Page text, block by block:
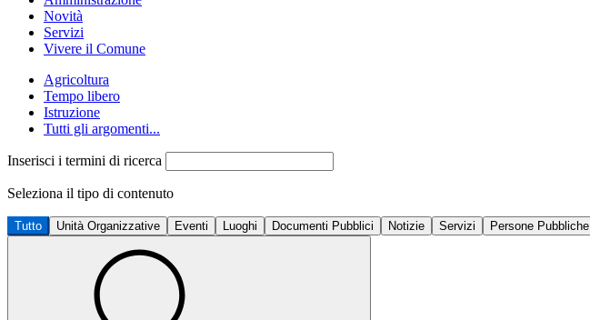
Novità
Servizi
Vivere il Comune
Agricoltura
Tempo libero
Istruzione
Tutti gli argomenti...
Inserisci i termini di ricerca
Seleziona il tipo di contenuto
Tutto Unità Organizzative Eventi Luoghi Documenti Pubblici Notizie Servizi Persone Pubbliche